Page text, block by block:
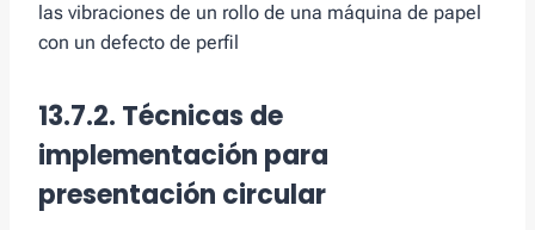
las vibraciones de un rollo de una máquina de papel
con un defecto de perfil
13.7.2. Técnicas de
implementación para
presentación circular